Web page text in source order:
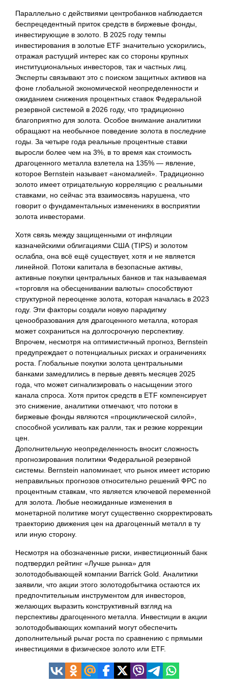
Параллельно с действиями центробанков наблюдается
беспрецедентный приток средств в биржевые фонды,
инвестирующие в золото. В 2025 году темпы
инвестирования в золотые ETF значительно ускорились,
отражая растущий интерес как со стороны крупных
институциональных инвесторов, так и частных лиц.
Эксперты связывают это с поиском защитных активов на
фоне глобальной экономической неопределенности и
ожиданием снижения процентных ставок Федеральной
резервной системой в 2026 году, что традиционно
благоприятно для золота. Особое внимание аналитики
обращают на необычное поведение золота в последние
годы. За четыре года реальные процентные ставки
выросли более чем на 3%, в то время как стоимость
драгоценного металла взлетела на 135% — явление,
которое Bernstein называет «аномалией». Традиционно
золото имеет отрицательную корреляцию с реальными
ставками, но сейчас эта взаимосвязь нарушена, что
говорит о фундаментальных изменениях в восприятии
золота инвесторами.
Хотя связь между защищенными от инфляции
казначейскими облигациями США (TIPS) и золотом
ослабла, она всё ещё существует, хотя и не является
линейной. Потоки капитала в безопасные активы,
активные покупки центральных банков и так называемая
«торговля на обесценивании валюты» способствуют
структурной переоценке золота, которая началась в 2023
году. Эти факторы создали новую парадигму
ценообразования для драгоценного металла, которая
может сохраниться на долгосрочную перспективу.
Впрочем, несмотря на оптимистичный прогноз, Bernstein
предупреждает о потенциальных рисках и ограничениях
роста. Глобальные покупки золота центральными
банками замедлились в первые девять месяцев 2025
года, что может сигнализировать о насыщении этого
канала спроса. Хотя приток средств в ETF компенсирует
это снижение, аналитики отмечают, что потоки в
биржевые фонды являются «проциклической силой»,
способной усиливать как ралли, так и резкие коррекции
цен.
Дополнительную неопределенность вносит сложность
прогнозирования политики Федеральной резервной
системы. Bernstein напоминает, что рынок имеет историю
неправильных прогнозов относительно решений ФРС по
процентным ставкам, что является ключевой переменной
для золота. Любые неожиданные изменения в
монетарной политике могут существенно скорректировать
траекторию движения цен на драгоценный металл в ту
или иную сторону.
Несмотря на обозначенные риски, инвестиционный банк
подтвердил рейтинг «Лучше рынка» для
золотодобывающей компании Barrick Gold. Аналитики
заявили, что акции этого золотодобытчика остаются их
предпочтительным инструментом для инвесторов,
желающих выразить конструктивный взгляд на
перспективы драгоценного металла. Инвестиции в акции
золотодобывающих компаний могут обеспечить
дополнительный рычаг роста по сравнению с прямыми
инвестициями в физическое золото или ETF.